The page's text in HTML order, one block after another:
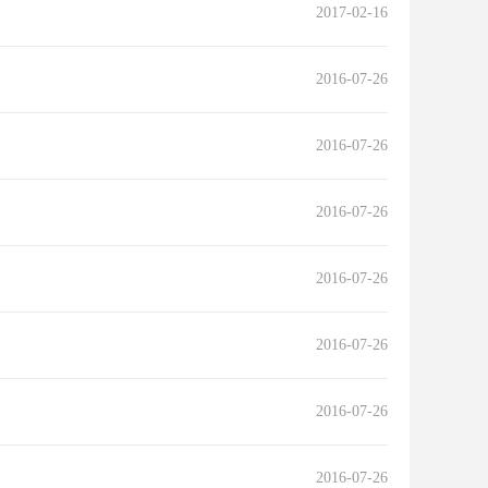
2017-02-16
2016-07-26
2016-07-26
2016-07-26
2016-07-26
2016-07-26
2016-07-26
2016-07-26